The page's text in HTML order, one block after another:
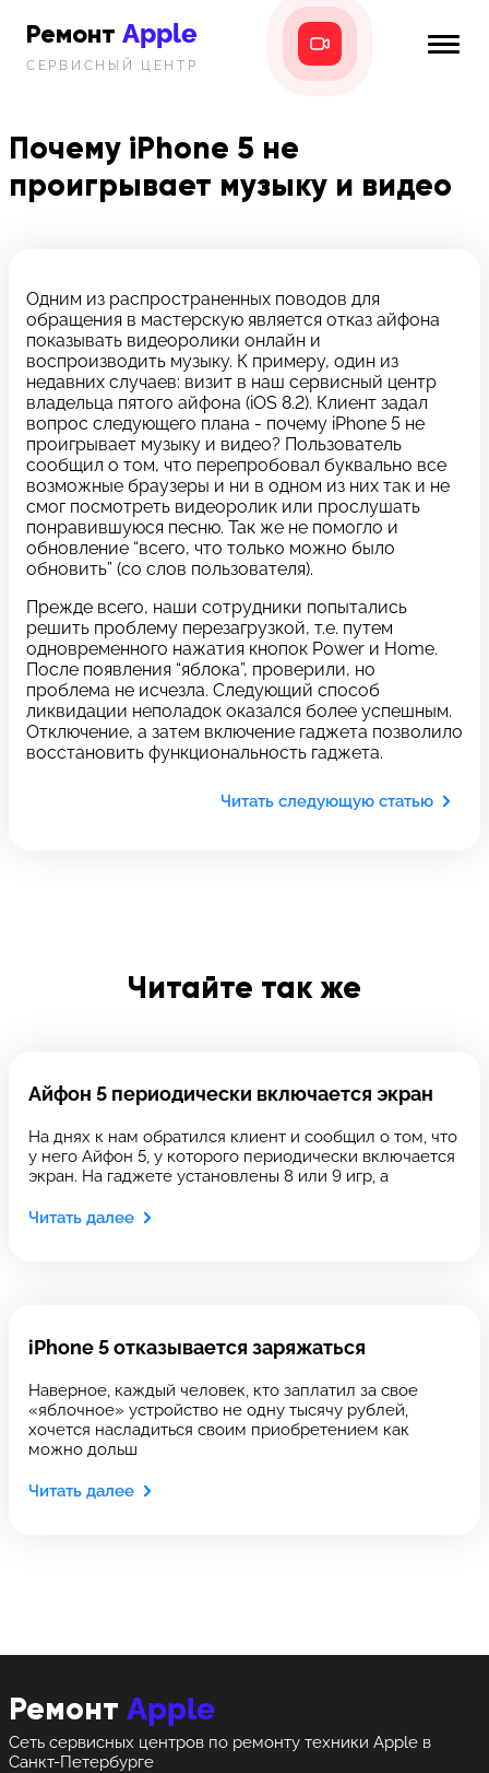
Ремонт Apple
СЕРВИСНЫЙ ЦЕНТР
iPad
MacBook
Новости
i-info
Телефон:
+7 (812) 409-39-75
Адрес:
8 Красноармейская, 18
Режим работы:
c 10:00 до 21:00
Связаться с нами
Почему iPhone 5 не
проигрывает музыку и видео
Одним из распространенных поводов для
обращения в мастерскую является отказ айфона
показывать видеоролики онлайн и
воспроизводить музыку. К примеру, один из
недавних случаев: визит в наш сервисный центр
владельца пятого айфона (iOS 8.2). Клиент задал
вопрос следующего плана - почему iPhone 5 не
проигрывает музыку и видео? Пользователь
сообщил о том, что перепробовал буквально все
возможные браузеры и ни в одном из них так и не
смог посмотреть видеоролик или прослушать
понравившуюся песню. Так же не помогло и
обновление “всего, что только можно было
обновить” (со слов пользователя).
Прежде всего, наши сотрудники попытались
решить проблему перезагрузкой, т.е. путем
одновременного нажатия кнопок Power и Home.
После появления “яблока”, проверили, но
проблема не исчезла. Следующий способ
ликвидации неполадок оказался более успешным.
Отключение, а затем включение гаджета позволило
восстановить функциональность гаджета.
Читать следующую статью
Читайте так же
Айфон 5 периодически включается экран
На днях к нам обратился клиент и сообщил о том, что
у него Айфон 5, у которого периодически включается
экран. На гаджете установлены 8 или 9 игр, а
Читать далее
iPhone 5 отказывается заряжаться
Наверное, каждый человек, кто заплатил за свое
«яблочное» устройство не одну тысячу рублей,
хочется насладиться своим приобретением как
можно дольш
Читать далее
Ремонт Apple
Сеть сервисных центров по ремонту техники Apple в
Санкт-Петербурге
Задать вопрос
*бесплатно
Заполните форму обратной
связи и ждите звонка:
Выберите сервис
позвонить
+7 (812) 409-39-75
Выберите сервис
позвонить
Оставьте свой
отзыв
Заполните все необходимые поля
Введите телефон
Введите номер договора
Напишите свой отзыв